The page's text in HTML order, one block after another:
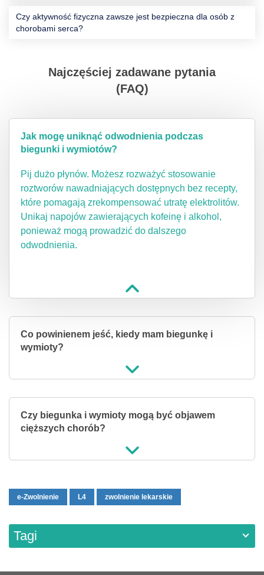
Czy aktywność fizyczna zawsze jest bezpieczna dla osób z
chorobami serca?
Najczęściej zadawane pytania
(FAQ)
Jak mogę uniknąć odwodnienia podczas
biegunki i wymiotów?
Pij dużo płynów. Możesz rozważyć stosowanie
roztworów nawadniających dostępnych bez recepty,
które pomagają zrekompensować utratę elektrolitów.
Unikaj napojów zawierających kofeinę i alkohol,
ponieważ mogą prowadzić do dalszego
odwodnienia.
Co powinienem jeść, kiedy mam biegunkę i
wymioty?
Czy biegunka i wymioty mogą być objawem
cięższych chorób?
e-Zwolnienie L4 zwolnienie lekarskie
Tagi